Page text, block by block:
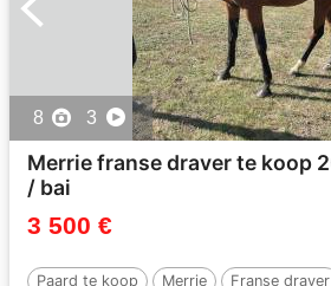
8 3
Merrie franse draver te koop
/ bai
3 500 €
Paard te koop Merrie Franse draver